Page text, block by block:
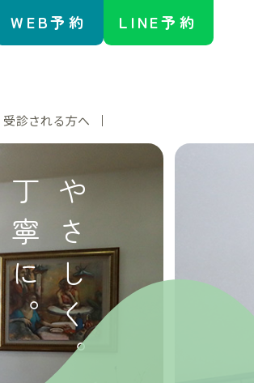
WEB予約 LINE予約
受診される方へ
やさしく。
丁寧に。